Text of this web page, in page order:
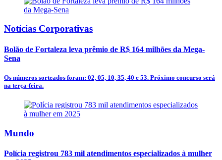
Notícias Corporativas
Bolão de Fortaleza leva prêmio de R$ 164 milhões da Mega-
Sena
Os números sorteados foram: 02, 05, 10, 35, 40 e 53. Próximo concurso será
na terça-feira.
Mundo
Polícia registrou 783 mil atendimentos especializados à mulher